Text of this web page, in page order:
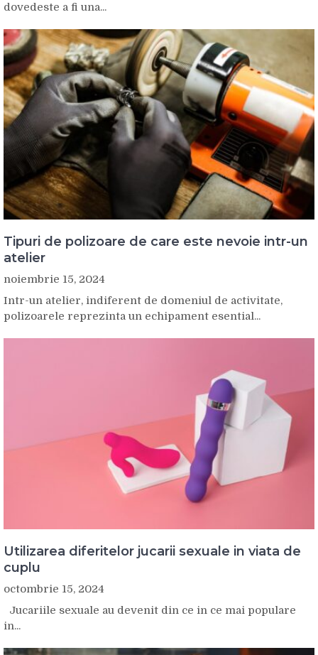
dovedeste a fi una...
Tipuri de polizoare de care este nevoie intr-un
atelier
noiembrie 15, 2024
Intr-un atelier, indiferent de domeniul de activitate,
polizoarele reprezinta un echipament esential...
Utilizarea diferitelor jucarii sexuale in viata de
cuplu
octombrie 15, 2024
Jucariile sexuale au devenit din ce in ce mai populare
in...